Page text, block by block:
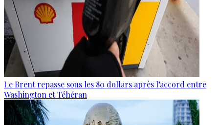
Le Brent repasse sous les 80 dollars après l’accord entre
Washington et Téhéran